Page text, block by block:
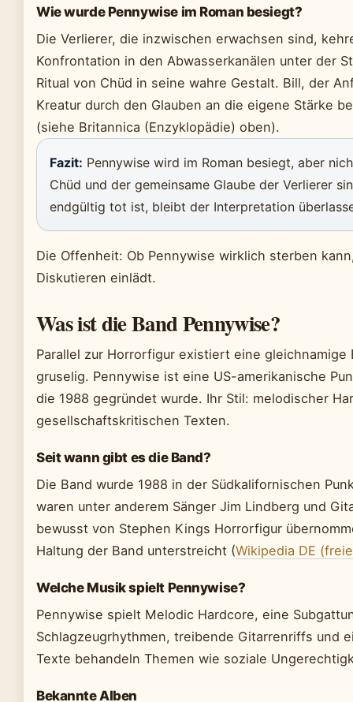
Wie wurde Pennywise im Roman besiegt?
Die Verlierer, die inzwischen erwachsen sind,
Konfrontation in den Abwasserkanälen unter der
Ritual von Chüd in seine wahre Gestalt. Bill, der
Kreatur durch den Glauben an die eigene Stärke
(siehe Britannica (Enzyklopädie) oben).
Fazit: Pennywise wird im Roman besiegt, aber
Chüd und der gemeinsame Glaube der Verlierer
endgültig tot ist, bleibt der Interpretation
Die Offenheit: Ob Pennywise wirklich sterben
Diskutieren einlädt.
Was ist die Band Pennywise?
Parallel zur Horrorfigur existiert eine gleichnamige
gruselig. Pennywise ist eine US-amerikanische
die 1988 gegründet wurde. Ihr Stil: melodischer
gesellschaftskritischen Texten.
Seit wann gibt es die Band?
Die Band wurde 1988 in der Südkalifornischen
waren unter anderem Sänger Jim Lindberg und
bewusst von Stephen Kings Horrorfigur
Haltung der Band unterstreicht (Wikipedia DE
Welche Musik spielt Pennywise?
Pennywise spielt Melodic Hardcore, eine
Schlagzeugrhythmen, treibende Gitarrenriffs und
Texte behandeln Themen wie soziale
Bekannte Alben